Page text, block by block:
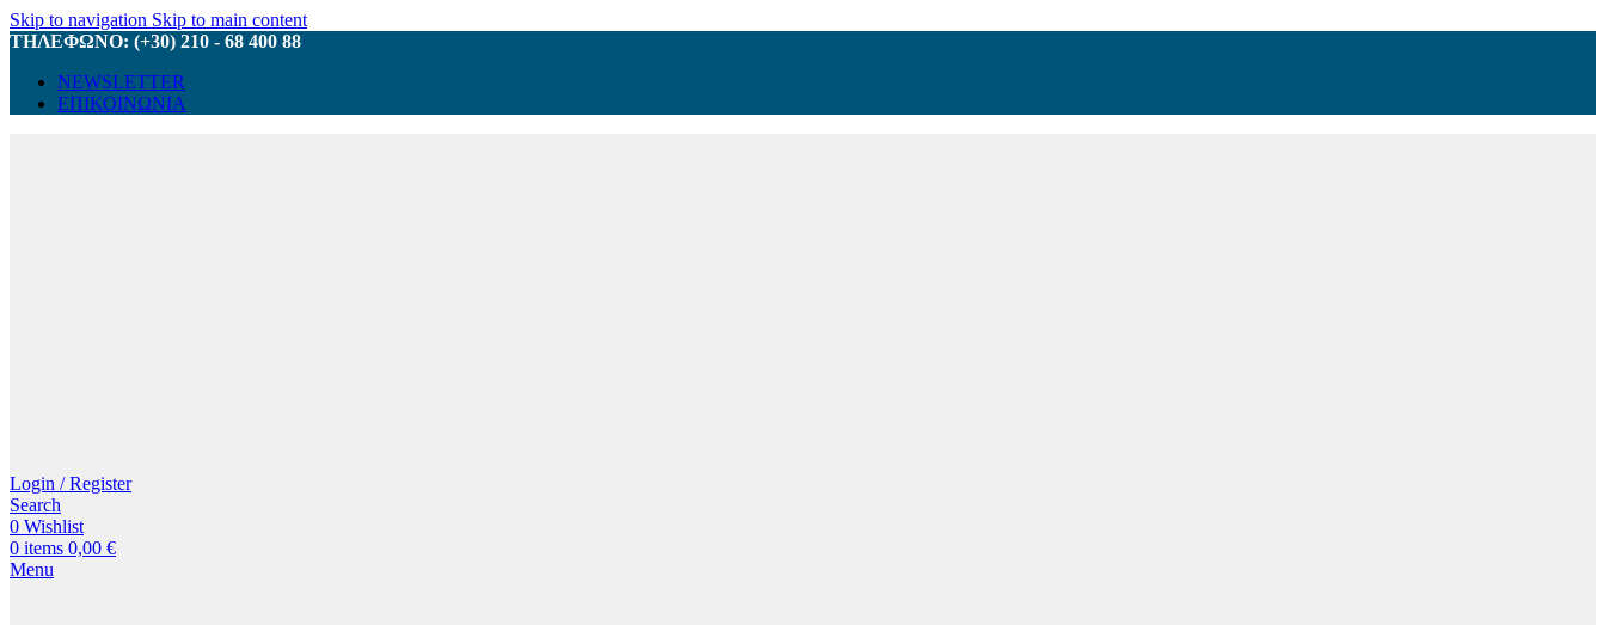
Skip to navigation Skip to main content
ΤΗΛΕΦΩΝΟ: (+30) 210 - 68 400 88
NEWSLETTER
ΕΠΙΚΟΙΝΩΝΙΑ
Login / Register
Search
0 Wishlist
0 items 0,00 €
Menu